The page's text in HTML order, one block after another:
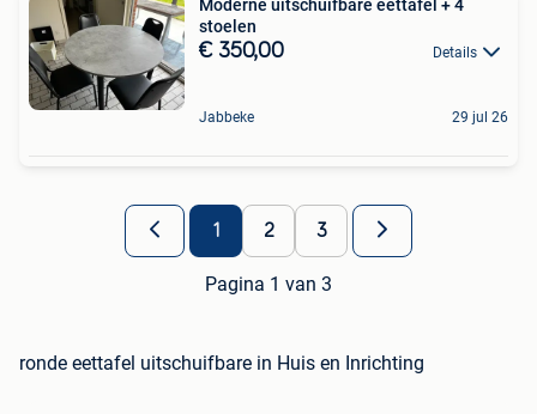
Moderne uitschuifbare eettafel + 4
stoelen
€ 350,00 Details
Jabbeke 29 jul 26
1 2 3
Pagina 1 van 3
ronde eettafel uitschuifbare in Huis en Inrichting